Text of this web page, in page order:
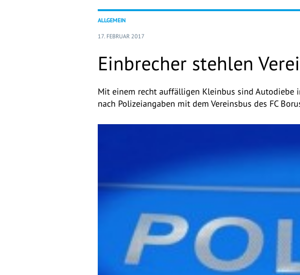
ALLGEMEIN
17. FEBRUAR 2017
Einbrecher stehlen
Mit einem recht auffälligen Kleinbus sind Autodiebe
nach Polizeiangaben mit dem Vereinsbus des FC